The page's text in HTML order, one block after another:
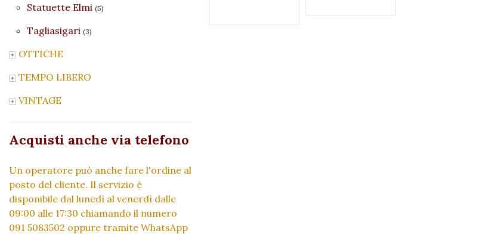
Statuette Elmi (5)
Tagliasigari (3)
OTTICHE
TEMPO LIBERO
VINTAGE
Acquisti anche via telefono
Un operatore può anche fare l'ordine al
posto del cliente. Il servizio è
disponibile dal lunedì al venerdì dalle
09:00 alle 17:30 chiamando il numero
091 5083502 oppure tramite WhatsApp